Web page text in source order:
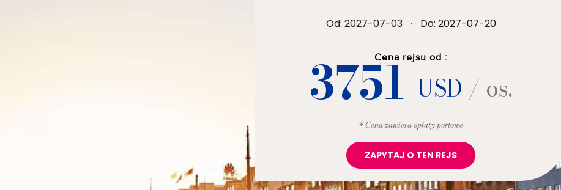
Od: 2027-07-03 · Do: 2027-07-20
Cena rejsu od :
3751USD / os.
* Cena zawiera opłaty portowe
ZAPYTAJ O TEN REJS